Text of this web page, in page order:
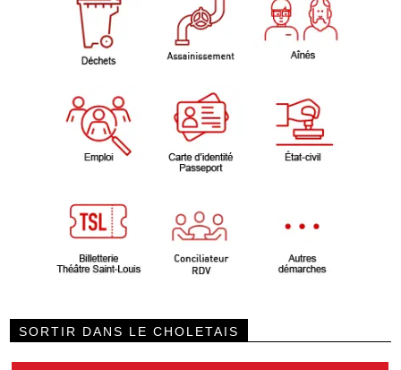
SORTIR DANS LE CHOLETAIS